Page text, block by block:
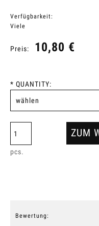
Verfügbarkeit:
Viele
Preis: 10,80 €
* QUANTITY:
pcs.
ZUM
Bewertung: